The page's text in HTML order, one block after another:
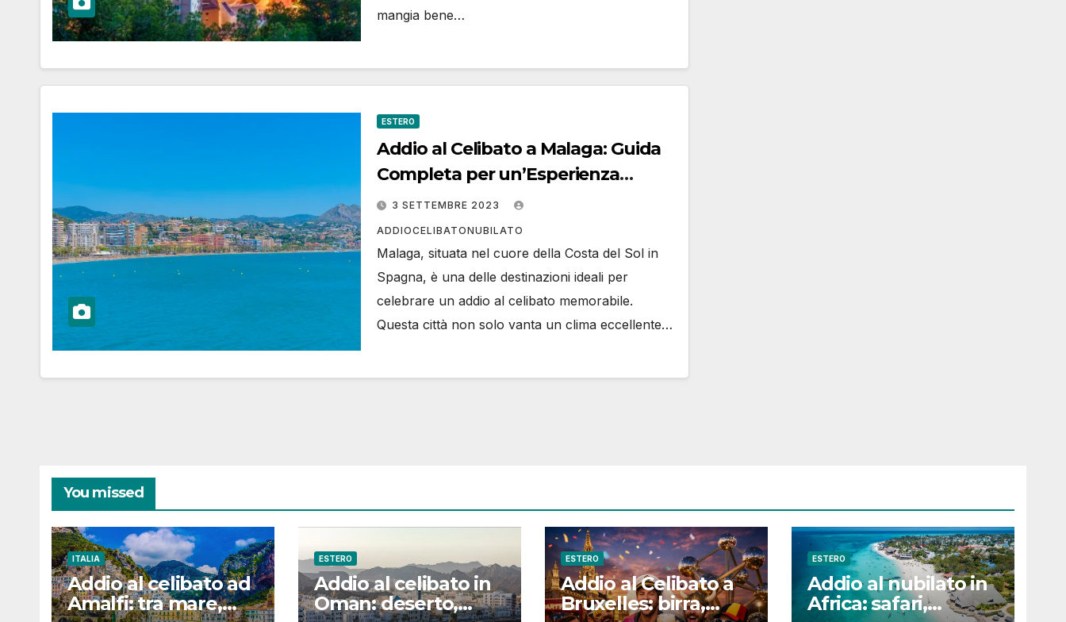
mangia bene…
ESTERO
Addio al Celibato a Malaga: Guida
Completa per un’Esperienza
Indimenticabile
3 SETTEMBRE 2023
ADDIOCELIBATONUBILATO
Malaga, situata nel cuore della Costa del Sol in
Spagna, è una delle destinazioni ideali per
celebrare un addio al celibato memorabile.
Questa città non solo vanta un clima eccellente…
You missed
ITALIA
Addio al celibato ad
Amalfi: tra mare,
ESTERO
Addio al celibato in
Oman: deserto,
ESTERO
Addio al Celibato a
Bruxelles: birra,
ESTERO
Addio al nubilato in
Africa: safari,